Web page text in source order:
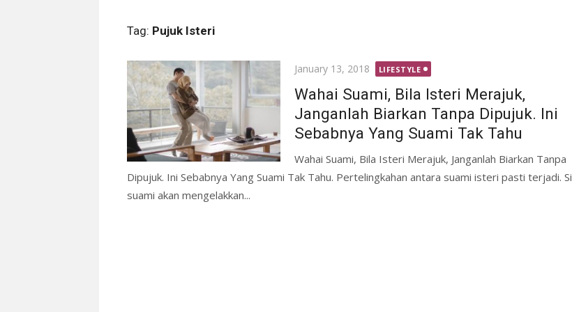
Tag: Pujuk Isteri
Posted
January 13, 2018 LIFESTYLE
Wahai Suami, Bila Isteri Merajuk,
Janganlah Biarkan Tanpa Dipujuk. Ini
Sebabnya Yang Suami Tak Tahu
Wahai Suami, Bila Isteri Merajuk, Janganlah Biarkan Tanpa
Dipujuk. Ini Sebabnya Yang Suami Tak Tahu. Pertelingkahan antara suami isteri pasti terjadi. Si
suami akan mengelakkan...